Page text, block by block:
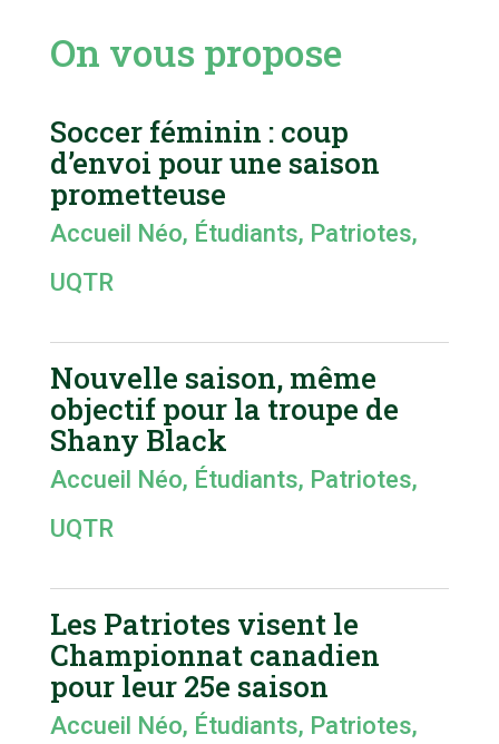
On vous propose
Soccer féminin : coup
d’envoi pour une saison
prometteuse
Accueil Néo, Étudiants, Patriotes,
UQTR
Nouvelle saison, même
objectif pour la troupe de
Shany Black
Accueil Néo, Étudiants, Patriotes,
UQTR
Les Patriotes visent le
Championnat canadien
pour leur 25e saison
Accueil Néo, Étudiants, Patriotes,